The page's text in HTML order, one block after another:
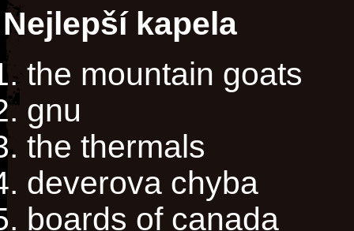
Nejlepší kapela
the mountain goats
gnu
the thermals
deverova chyba
boards of canada